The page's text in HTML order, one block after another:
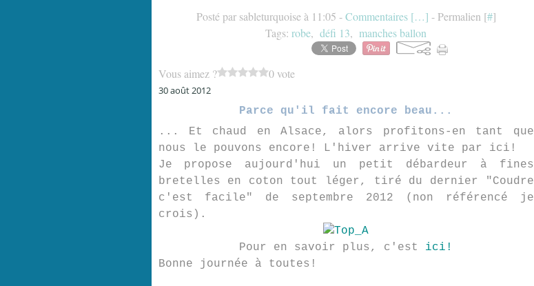
Posté par sableturquoise à 11:05 -Commentaires […] - Permalien [#]
Tags: robe, défi 13, manches ballon
Vous aimez ? 0 vote
30 août 2012
Parce qu'il fait encore beau...
... Et chaud en Alsace, alors profitons-en tant que
nous le pouvons encore! L'hiver arrive vite par ici!
Je propose aujourd'hui un petit débardeur à fines
bretelles en coton tout léger, tiré du dernier "Coudre
c'est facile" de septembre 2012 (non référencé je
crois).
Pour en savoir plus, c'est ici!
Bonne journée à toutes!